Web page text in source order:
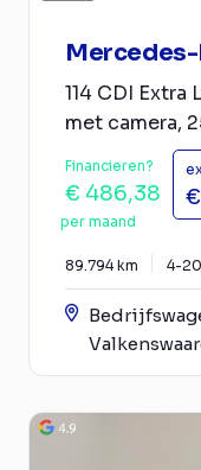
114 CDI
met camera,
Financieren?
€ 486,38
per maand
89.794 km 4-